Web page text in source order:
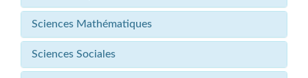
Sciences Mathématiques
Sciences Sociales